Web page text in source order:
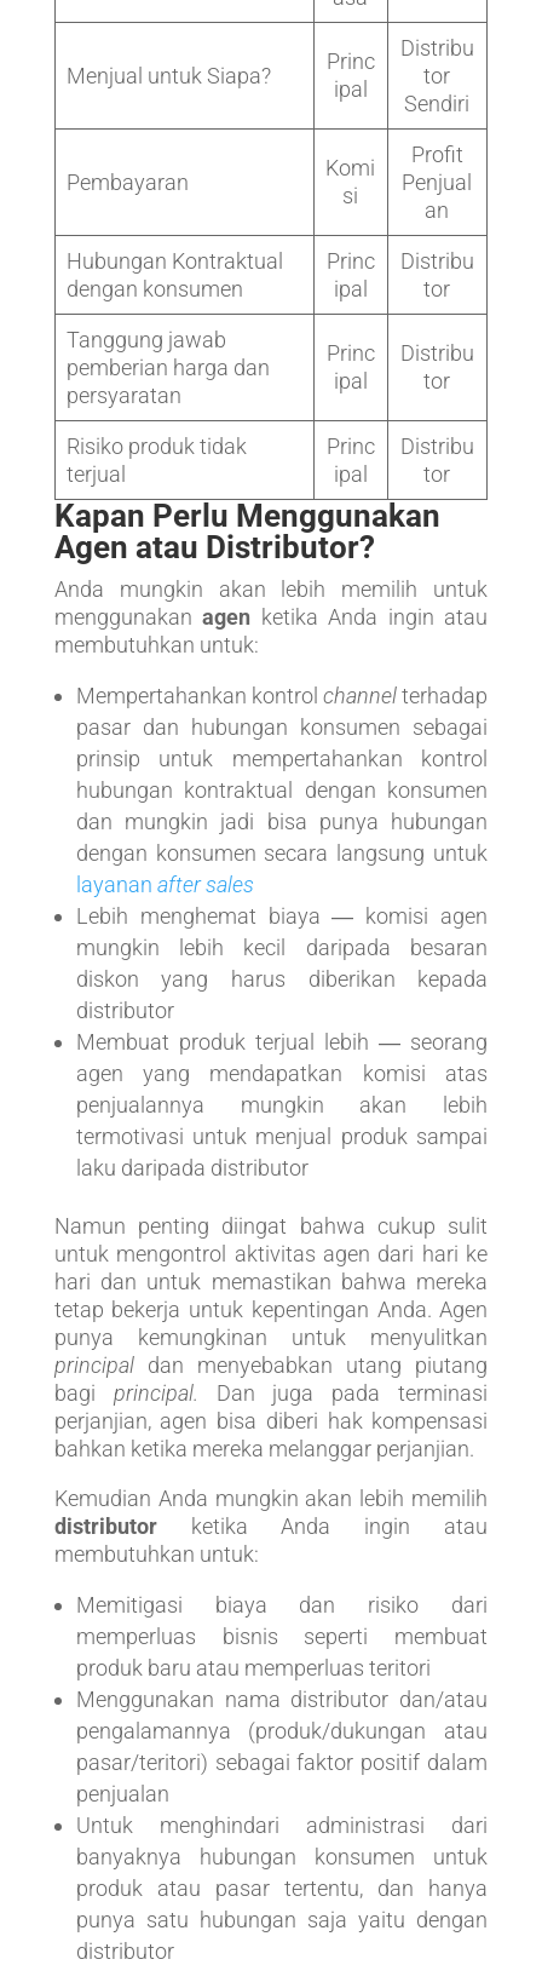
Menjual untuk Siapa?
Princ
ipal
Distribu
tor
Sendiri
Pembayaran
Komi
si
Profit
Penjual
an
Hubungan Kontraktual
dengan konsumen
Princ
ipal
Distribu
tor
Tanggung jawab
pemberian harga dan
persyaratan
Princ
ipal
Distribu
tor
Risiko produk tidak
terjual
Princ
ipal
Distribu
tor
Kapan Perlu Menggunakan
Agen atau Distributor?
Anda mungkin akan lebih memilih untuk
menggunakanagen ketika Anda ingin atau
membutuhkan untuk:
Mempertahankan kontrolchannelterhadap
pasar dan hubungan konsumen sebagai
prinsip untuk mempertahankan kontrol
hubungan kontraktual dengan konsumen
dan mungkin jadi bisa punya hubungan
dengan konsumen secara langsung untuk
layanan after sales
Lebih menghemat biaya ― komisi agen
mungkin lebih kecil daripada besaran
diskon yang harus diberikan kepada
distributor
Membuat produk terjual lebih ― seorang
agen yang mendapatkan komisi atas
penjualannya mungkin akan lebih
termotivasi untuk menjual produk sampai
laku daripada distributor
Namun penting diingat bahwa cukup sulit
untuk mengontrol aktivitas agen dari hari ke
hari dan untuk memastikan bahwa mereka
tetap bekerja untuk kepentingan Anda. Agen
punya kemungkinan untuk menyulitkan
principaldan menyebabkan utang piutang
bagi principal. Dan juga pada terminasi
perjanjian, agen bisa diberi hak kompensasi
bahkan ketika mereka melanggar perjanjian.
Kemudian Anda mungkin akan lebih memilih
distributorketika Anda ingin atau
membutuhkan untuk:
Memitigasi biaya dan risiko dari
memperluas bisnis seperti membuat
produk baru atau memperluas teritori
Menggunakan nama distributor dan/atau
pengalamannya (produk/dukungan atau
pasar/teritori) sebagai faktor positif dalam
penjualan
Untuk menghindari administrasi dari
banyaknya hubungan konsumen untuk
produk atau pasar tertentu, dan hanya
punya satu hubungan saja yaitu dengan
distributor